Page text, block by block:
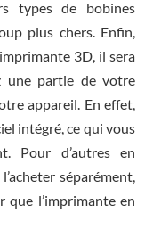
types de bobines
plus chers. Enfin,
3D, il sera
une partie de votre
appareil. En effet,
intégré, ce qui vous
Pour d’autres en
séparément,
que l’imprimante en